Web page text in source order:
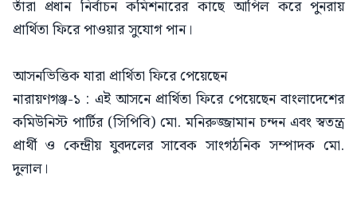
তাঁরা প্রধান নির্বাচন কমিশনারের কাছে আপিল করে পুনরায়
প্রার্থিতা ফিরে পাওয়ার সুযোগ পান।
আসনভিত্তিক যারা প্রার্থিতা ফিরে পেয়েছেন
নারায়ণগঞ্জ-১ : এই আসনে প্রার্থিতা ফিরে পেয়েছেন বাংলাদেশের
কমিউনিস্ট পার্টির (সিপিবি) মো. মনিরুজ্জামান চন্দন এবং স্বতন্ত্র
প্রার্থী ও কেন্দ্রীয় যুবদলের সাবেক সাংগঠনিক সম্পাদক মো.
দুলাল।